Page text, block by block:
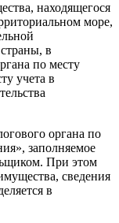
находящегося
море,
в
по месту
учета в
органа по
заполняемое
При этом
сведения
в